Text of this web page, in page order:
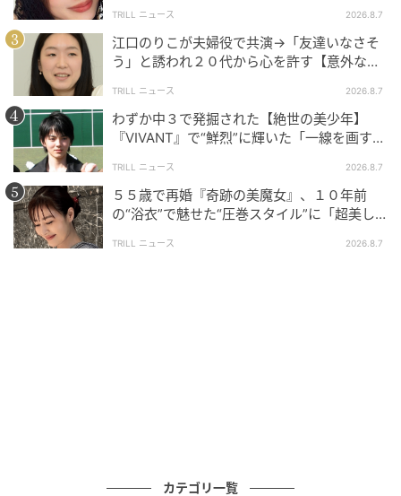
Courtesy of @meghan
TRILL ニュース 2026.8.7
江口のりこが夫婦役で共演→「友達いなさそ
う」と誘われ２０代から心を許す【意外な親
TRILL ニュース 2026.8.7
わずか中３で発掘された【絶世の美少年】
『VIVANT』で“鮮烈”に輝いた「一線を画す」
TRILL ニュース 2026.8.7
５５歳で再婚『奇跡の美魔女』、１０年前
の“浴衣”で魅せた“圧巻スタイル”に「超美し
TRILL ニュース 2026.8.7
カテゴリ一覧